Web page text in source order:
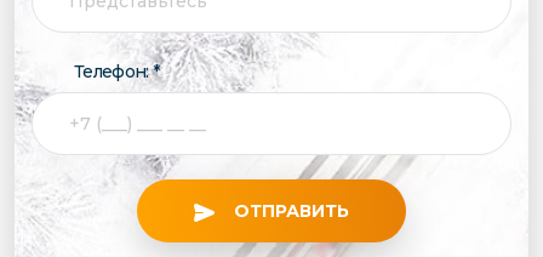
Телефон: *
ОТПРАВИТЬ